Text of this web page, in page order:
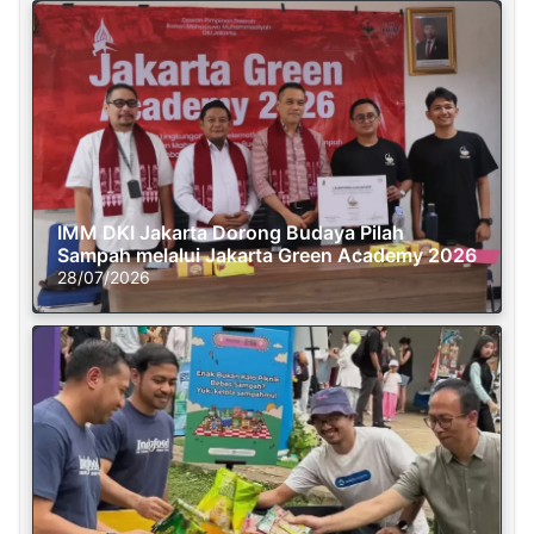
IMM DKI Jakarta Dorong Budaya Pilah
Sampah melalui Jakarta Green Academy 2026
28/07/2026